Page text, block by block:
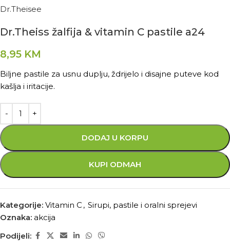
Dr.Theisee
Dr.Theiss žalfija & vitamin C pastile a24
8,95 KM
Biljne pastile za usnu duplju, ždrijelo i disajne puteve kod
kašlja i iritacije.
DODAJ U KORPU
KUPI ODMAH
Kategorije: Vitamin C , Sirupi, pastile i oralni sprejevi
Oznaka: akcija
Podijeli: